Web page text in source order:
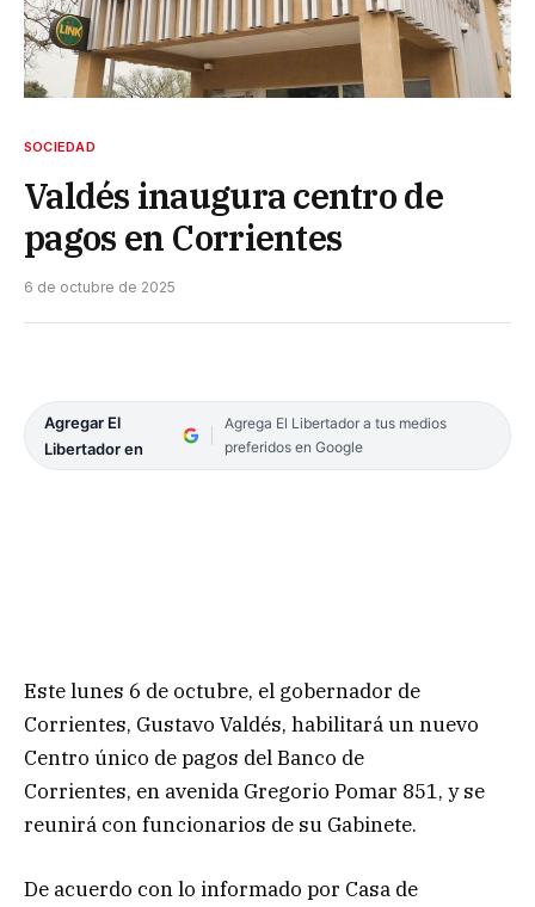
SOCIEDAD
Valdés inaugura centro de
pagos en Corrientes
6 de octubre de 2025
Agregar El
Libertador en
Agrega El Libertador a tus medios
preferidos en Google
Este lunes 6 de octubre, el gobernador de
Corrientes, Gustavo Valdés, habilitará un nuevo
Centro único de pagos del Banco de
Corrientes, en avenida Gregorio Pomar 851, y se
reunirá con funcionarios de su Gabinete.
De acuerdo con lo informado por Casa de